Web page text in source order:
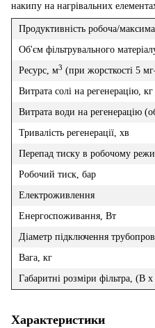
накипу на нагрівальних
Продуктивність робоча/
Об'єм фільтрувального
Ресурс, м3 (при жорсткості 5
Витрата солі на регенерацію, кг
Витрата води на регенерацію
Тривалість регенерації, хв
Перепад тиску в робочому
Робочий тиск, бар
Електроживлення
Енергоспоживання, Вт
Діаметр підключення
Вага, кг
Габаритні розміри фільтра,
Характеристики